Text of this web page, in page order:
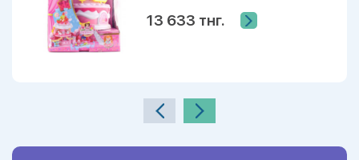
13 633 тнг.